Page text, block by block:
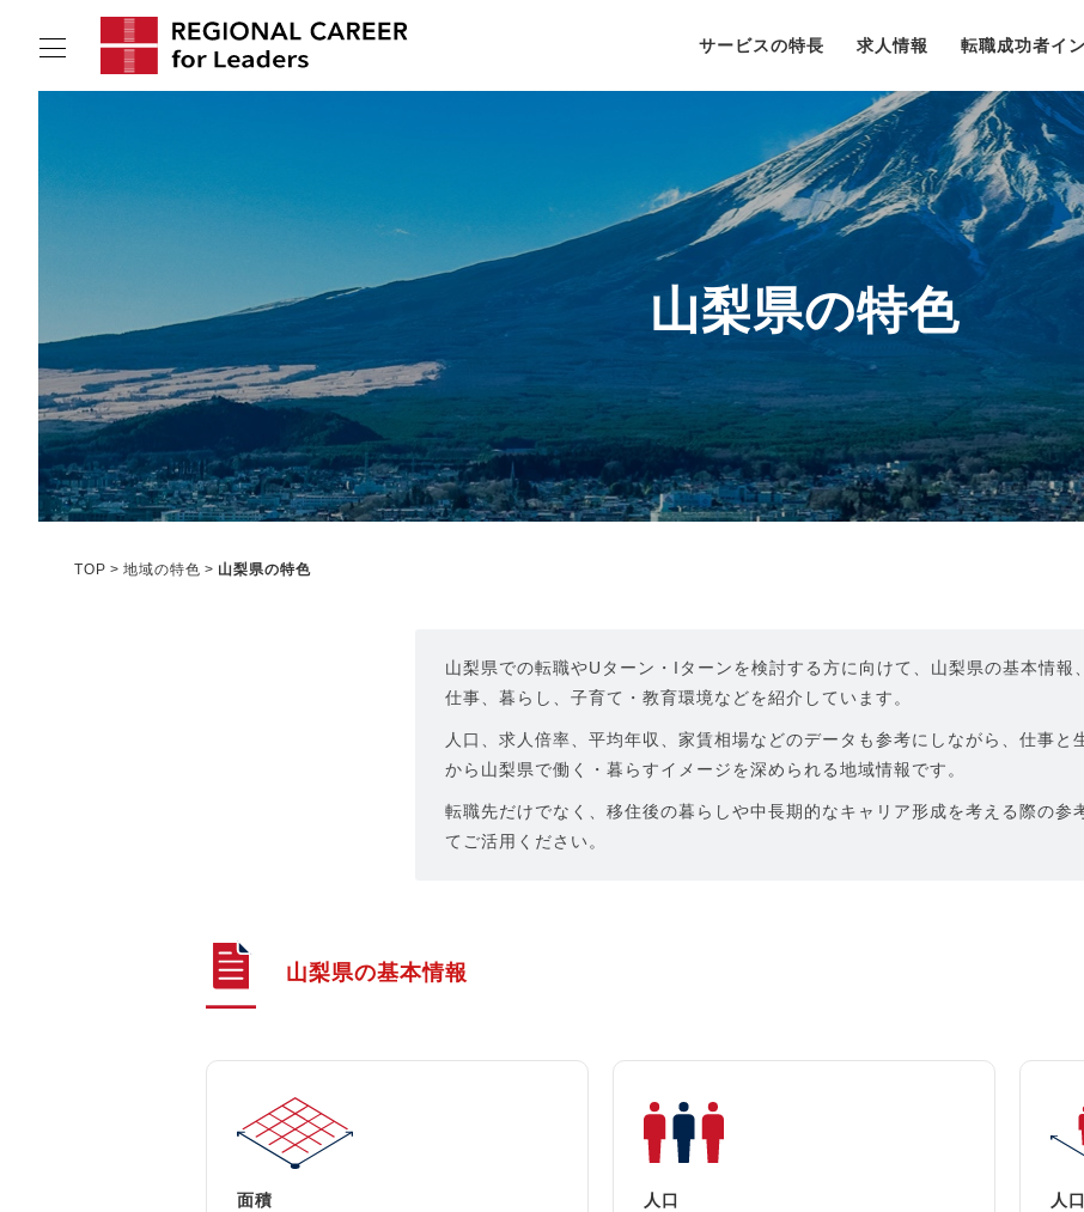
サービスの特長 求人情報 転職成功者イ
求人情報
コンサルタント情報
地域の特色
リサーチ
ニュース
山梨県の特色
TOP 地域の特色 山梨県の特色
山梨県での転職やUターン・Iターンを検討する方に向けて、山梨県の基本情報
仕事、暮らし、子育て・教育環境などを紹介しています。
人口、求人倍率、平均年収、家賃相場などのデータも参考にしながら、仕事と
から山梨県で働く・暮らすイメージを深められる地域情報です。
転職先だけでなく、移住後の暮らしや中長期的なキャリア形成を考える際の参
てご活用ください。
山梨県の基本情報
面積 人口 人